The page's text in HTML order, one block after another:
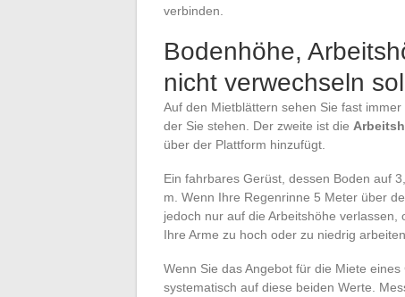
verbinden.
Bodenhöhe,
nicht verwechseln
Auf den Mietblättern sehen Sie fast
der Sie stehen. Der zweite ist die
über der Plattform hinzufügt.
Ein fahrbares Gerüst, dessen Boden auf
m. Wenn Ihre Regenrinne 5 Meter über
jedoch nur auf die Arbeitshöhe
Ihre Arme zu hoch oder zu niedrig
Wenn Sie das Angebot für die Miete
systematisch auf diese beiden Werte.